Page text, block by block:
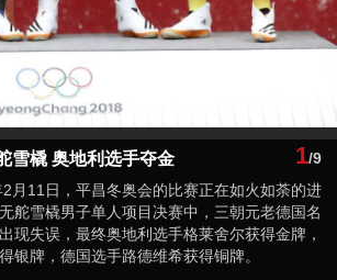
雪橇 奥地利选手夺金 1/9
月11日，平昌冬奥会的比赛正在如火如荼的进
舵雪橇男子单人项目决赛中，三朝元老德国名
现失误，最终奥地利选手格莱舍尔获得金牌，
银牌，德国选手路德维希获得铜牌。